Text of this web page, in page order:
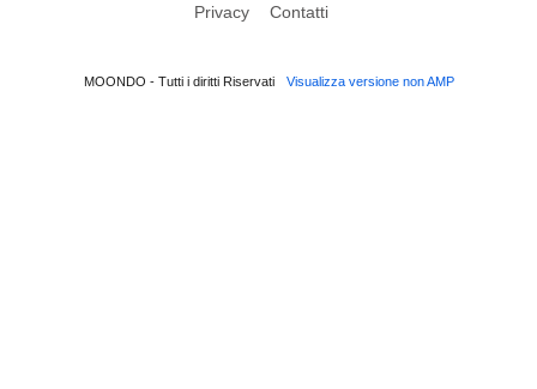
Privacy Contatti
MOONDO - Tutti i diritti Riservati Visualizza versione non AMP